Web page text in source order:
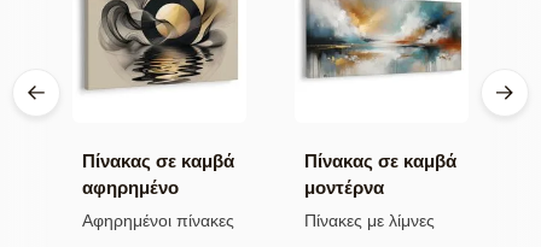
Πίνακας σε καμβά
αφηρημένο
φεγγάρι κοντά στο
Αφηρημένοι πίνακες
Πίνακας σε καμβά
μοντέρνα
αφαίρεση με φύση
Πίνακες με λίμνες